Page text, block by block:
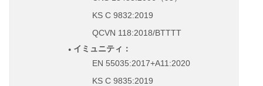
KS C 9832:2019
QCVN 118:2018/BTTTT
● イミュニティ：
EN 55035:2017+A11:2020
KS C 9835:2019